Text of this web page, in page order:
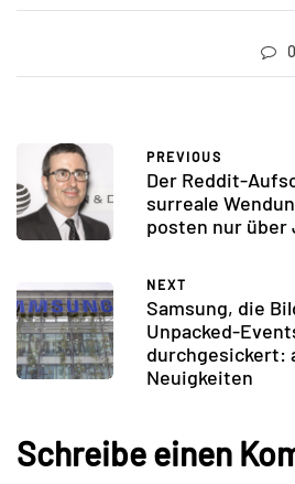
0
PREVIOUS
Der Reddit-
surreale
posten nur über
NEXT
Samsung, die
Unpacked-
durchgesickert:
Neuigkeiten
Schreibe einen